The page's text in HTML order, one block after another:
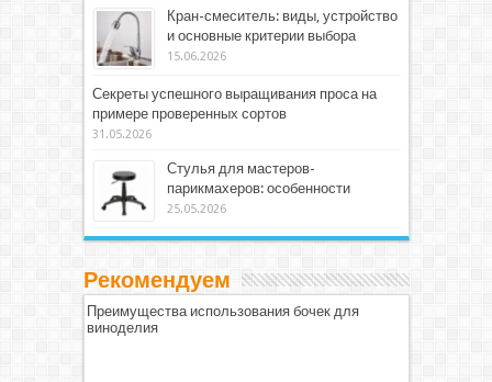
Кран-смеситель: виды, устройство
и основные критерии выбора
15.06.2026
Секреты успешного выращивания проса на
примере проверенных сортов
31.05.2026
Стулья для мастеров-
парикмахеров: особенности
25.05.2026
Рекомендуем
Преимущества использования бочек для
виноделия